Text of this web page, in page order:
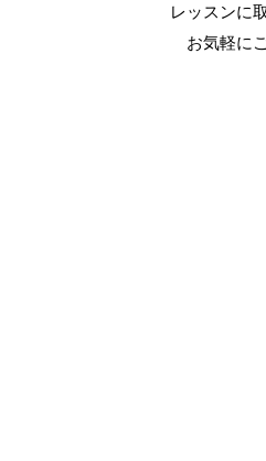
レッスンに
お気軽に